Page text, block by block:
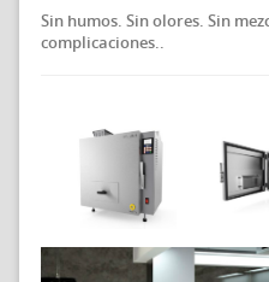
Sin humos. Sin olores. Sin
complicaciones..